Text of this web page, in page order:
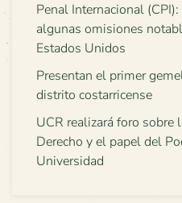
Penal Internacional
algunas omisiones
Estados Unidos
Presentan el primer
distrito costarricense
UCR realizará foro sobre
Derecho y el papel del
Universidad